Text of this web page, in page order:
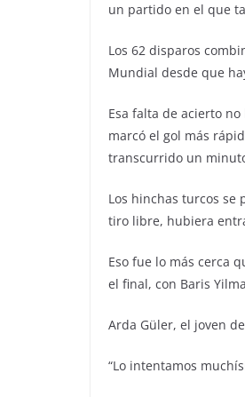
un partido en el que
Los 62 disparos
Mundial desde que
Esa falta de acierto
marcó el gol más
transcurrido un
Los hinchas turcos
tiro libre, hubiera
Eso fue lo más cerca
el final, con Baris
Arda Güler, el joven
“Lo intentamos